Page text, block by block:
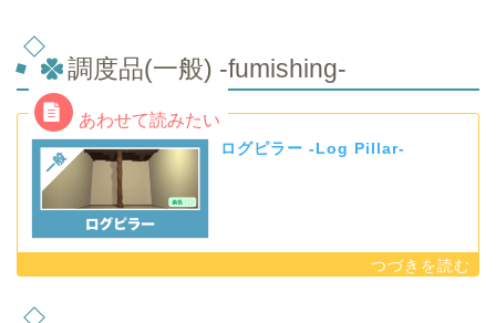
調度品(一般) -fumishing-
ログピラー -Log Pillar-